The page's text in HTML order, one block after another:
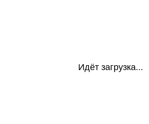
Идёт загрузка...